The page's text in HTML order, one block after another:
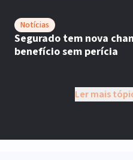
Notícias
Segurado tem nova
benefício sem perícia
Ler mais